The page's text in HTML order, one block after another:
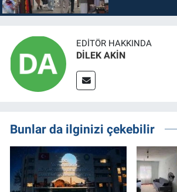
EDITÖR HAKKINDA
DİLEK AKİN
Bunlar da ilginizi çekebilir